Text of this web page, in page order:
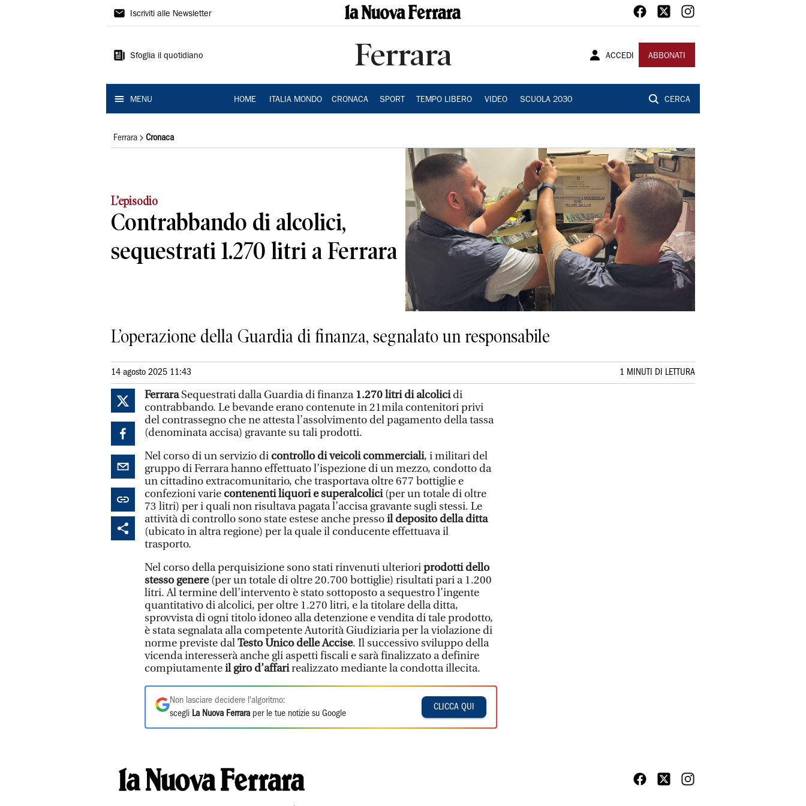
La
Ferrara
Iscriviti alle Newsletter
Sfoglia il quotidiano Ferrara ACCEDI ABBONATI
MENU HOME ITALIA MONDO CRONACA SPORT TEMPO LIBERO VIDEO SCUOLA 2030 CERCA
Ferrara Cronaca
L’episodio
Contrabbando di alcolici,
sequestrati 1.270 litri a Ferrara
L’operazione della Guardia di finanza, segnalato un responsabile
14 agosto 2025 11:43 1 MINUTI DI LETTURA
FerraraSequestrati dalla Guardia di finanza 1.270 litri di alcolicidi
contrabbando. Le bevande erano contenute in 21mila contenitori privi
del contrassegno che ne attesta l’assolvimento del pagamento della tassa
(denominata accisa) gravante su tali prodotti.
Nel corso di un servizio di controllo di veicoli commerciali, i militari del
gruppo di Ferrara hanno effettuato l’ispezione di un mezzo, condotto da
un cittadino extracomunitario, che trasportava oltre 677 bottiglie e
confezioni varie contenenti liquori e superalcolici(per un totale di oltre
73 litri) per i quali non risultava pagata l’accisa gravante sugli stessi. Le
attività di controllo sono state estese anche pressoil deposito della ditta
(ubicato in altra regione) per la quale il conducente effettuava il
trasporto.
Nel corso della perquisizione sono stati rinvenuti ulterioriprodotti dello
stesso genere(per un totale di oltre 20.700 bottiglie) risultati pari a 1.200
litri. Al termine dell’intervento è stato sottoposto a sequestro l’ingente
quantitativo di alcolici, per oltre 1.270 litri, e la titolare della ditta,
sprovvista di ogni titolo idoneo alla detenzione e vendita di tale prodotto,
è stata segnalata alla competente Autorità Giudiziaria per la violazione di
norme previste dalTesto Unico delle Accise. Il successivo sviluppo della
vicenda interesserà anche gli aspetti fiscali e sarà finalizzato a definire
compiutamenteil giro d’affarirealizzato mediante la condotta illecita.
Non lasciare decidere l'algoritmo:
scegli La Nuova Ferrara per le tue notizie su Google
CLICCA QUI